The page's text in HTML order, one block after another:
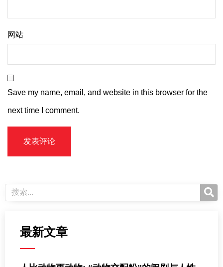
网站
Save my name, email, and website in this browser for the
next time I comment.
最新文章